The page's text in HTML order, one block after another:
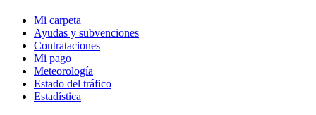
Mi carpeta
Ayudas y subvenciones
Contrataciones
Mi pago
Meteorología
Estado del tráfico
Estadística